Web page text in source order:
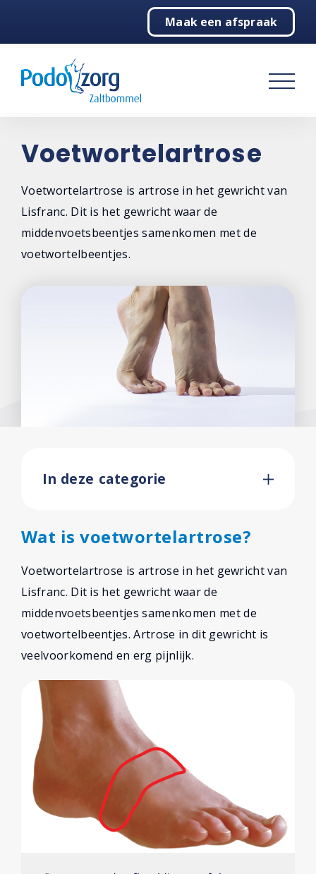
Maak een afspraak
Podologie
Behandelingen
Over ons
Voetwortelartrose
Voetwortelartrose is artrose in het gewricht van
Lisfranc. Dit is het gewricht waar de
middenvoetsbeentjes samenkomen met de
voetwortelbeentjes.
In deze categorie
Wat is voetwortelartrose?
Voetwortelartrose is artrose in het gewricht van
Lisfranc. Dit is het gewricht waar de
middenvoetsbeentjes samenkomen met de
voetwortelbeentjes. Artrose in dit gewricht is
veelvoorkomend en erg pijnlijk.